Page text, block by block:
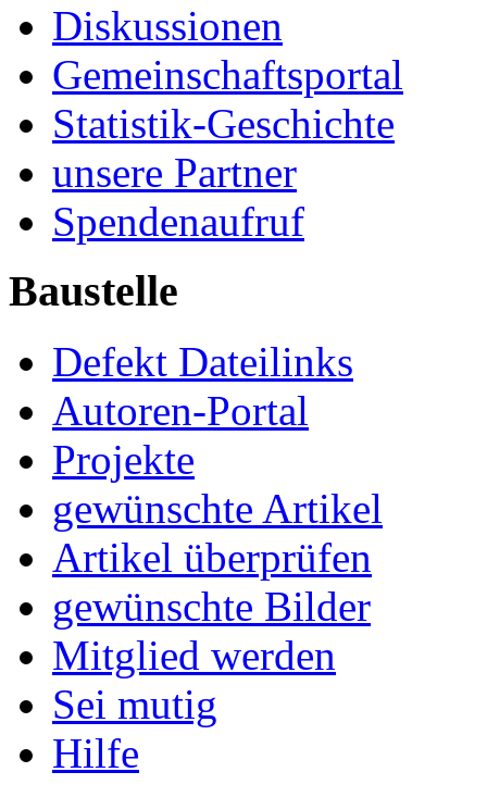
Diskussionen
Gemeinschaftsportal
Statistik-Geschichte
unsere Partner
Spendenaufruf
Baustelle
Defekt Dateilinks
Autoren-Portal
Projekte
gewünschte Artikel
Artikel überprüfen
gewünschte Bilder
Mitglied werden
Sei mutig
Hilfe